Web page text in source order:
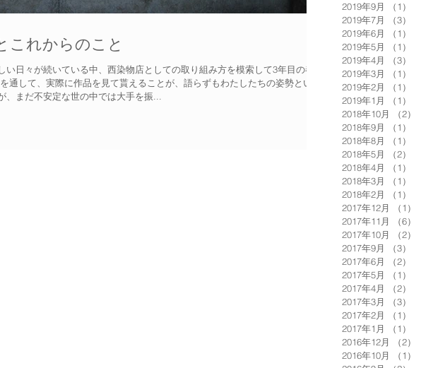
これからのこと
日々が続いている中、西染物店としての取り組み方を模索して3年目の春を
通して、実際に作品を見て貰えることが、語らずもわたしたちの姿勢という
まだ不安定な世の中では大手を振...
2019年9月
（1）
2019年7月
（3）
2019年6月
（1）
2019年5月
（1）
2019年4月
（3）
2019年3月
（1）
2019年2月
（1）
2019年1月
（1）
2018年10月
（2）
2018年9月
（1）
2018年8月
（1）
2018年5月
（2）
2018年4月
（1）
2018年3月
（1）
2018年2月
（1）
2017年12月
（1）
2017年11月
（6）
2017年10月
（2）
2017年9月
（3）
2017年6月
（2）
2017年5月
（1）
2017年4月
（2）
2017年3月
（3）
2017年2月
（1）
2017年1月
（1）
2016年12月
（2）
2016年10月
（1）